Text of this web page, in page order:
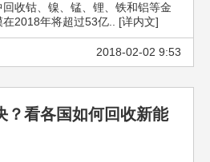
收钴、镍、锰、锂、铁和铝等金
2018年将超过53亿.. [详内文]
2018-02-02 9:53
？看各国如何回收新能